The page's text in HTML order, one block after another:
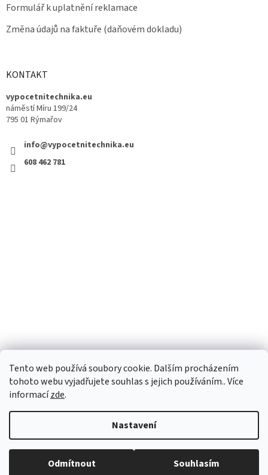
Tento web používá soubory cookie. Dalším procházením
tohoto webu vyjadřujete souhlas s jejich používáním.. Více
informacízde.
Nastavení
Odmítnout Souhlasím
Formulář k uplatnění reklamace
Změna údajů na faktuře (daňovém dokladu)
KONTAKT
vypocetnitechnika.eu
náměstí Míru 199/24
795 01 Rýmařov
info@vypocetnitechnika.eu
608 462 781
Copyright 2026vypocetnitechnika.eu. Všechna práva vyhrazena.
Upravit nastavení cookies